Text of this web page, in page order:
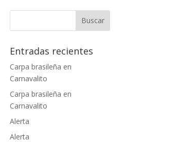
Entradas recientes
Carpa brasileña en
Carnavalito
Carpa brasileña en
Carnavalito
Alerta
Alerta